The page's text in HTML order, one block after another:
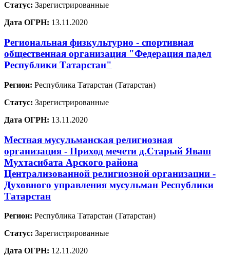
Статус: Зарегистрированные
Дата ОГРН: 13.11.2020
Региональная физкультурно - спортивная
общественная организация "Федерация падел
Республики Татарстан"
Регион: Республика Татарстан (Татарстан)
Статус: Зарегистрированные
Дата ОГРН: 13.11.2020
Местная мусульманская религиозная
организация - Приход мечети д.Старый Яваш
Мухтасибата Арского района
Централизованной религиозной организации -
Духовного управления мусульман Республики
Татарстан
Регион: Республика Татарстан (Татарстан)
Статус: Зарегистрированные
Дата ОГРН: 12.11.2020